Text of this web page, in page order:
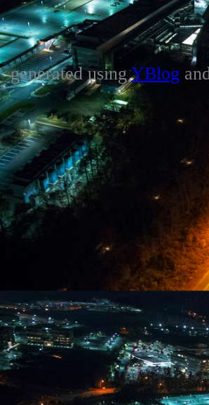
generated usingYBlog